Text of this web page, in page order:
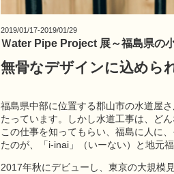
2019/01/17-2019/01/29
Ｗater Pipe Project 展～福島県の
無骨なデザインに込めら
福島県中部に位置する郡山市の水道屋
たっています。しかし水道工事は、ど
この仕事を知ってもらい、福島に人に
たのが、「i-inai」（いーない）と地元
2017年秋にデビューし、東京の大規模